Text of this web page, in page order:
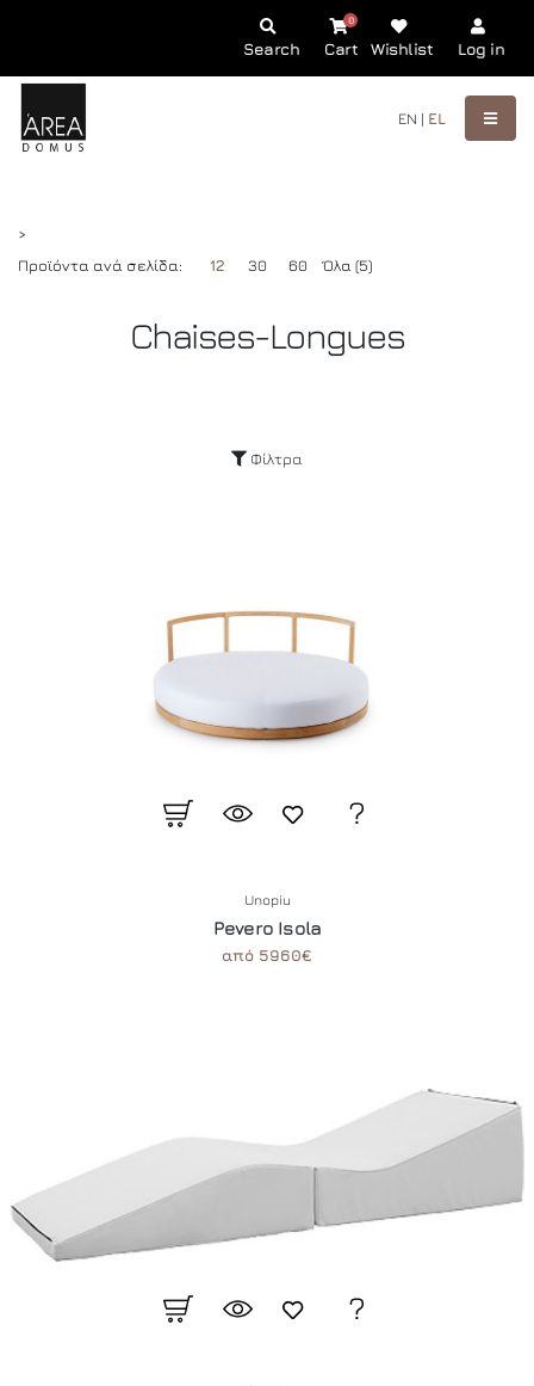
Search Cart
0
Wishlist Log in
EN | EL
>
Προϊόντα ανά σελίδα:
12 30 60 Όλα (5)
Chaises-Longues
Φίλτρα
Unopiu
Pevero Isola
από 5960€